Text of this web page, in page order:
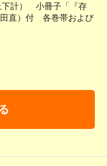
計） 小冊子「『存
田直）付 各巻帯および